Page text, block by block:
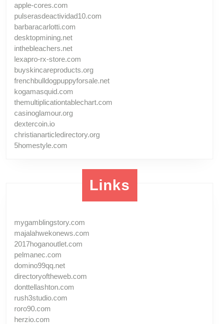
apple-cores.com
pulserasdeactividad10.com
barbaracarlotti.com
desktopmining.net
inthebleachers.net
lexapro-rx-store.com
buyskincareproducts.org
frenchbulldogpuppyforsale.net
kogamasquid.com
themultiplicationtablechart.com
casinoglamour.org
dextercoin.io
christianarticledirectory.org
5homestyle.com
Links
mygamblingstory.com
majalahwekonews.com
2017hoganoutlet.com
pelmanec.com
domino99qq.net
directoryoftheweb.com
donttellashton.com
rush3studio.com
roro90.com
herzio.com